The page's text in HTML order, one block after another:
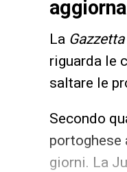
La
riguarda le
saltare le
Secondo
portoghese
giorni. La